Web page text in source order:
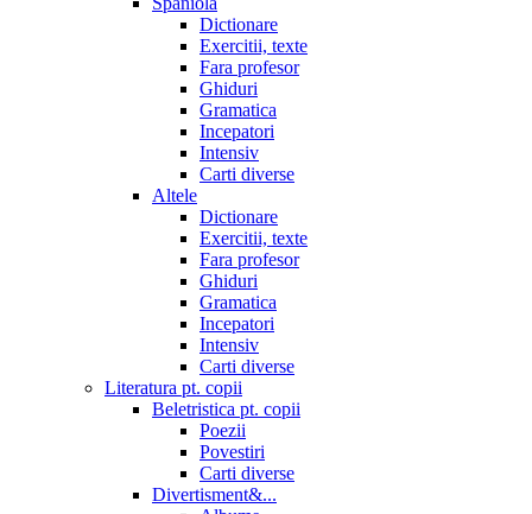
Dictionare
Exercitii, texte
Fara profesor
Ghiduri
Gramatica
Incepatori
Intensiv
Carti diverse
Altele
Dictionare
Exercitii, texte
Fara profesor
Ghiduri
Gramatica
Incepatori
Intensiv
Carti diverse
Literatura pt. copii
Beletristica pt. copii
Poezii
Povestiri
Carti diverse
Divertisment&...